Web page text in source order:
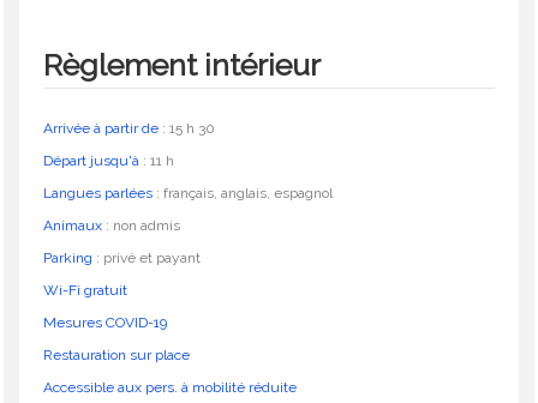
Règlement intérieur
Arrivée à partir de : 15 h 30
Départ jusqu'à : 11 h
Langues parlées : français, anglais, espagnol
Animaux : non admis
Parking : privé et payant
Wi-Fi gratuit
Mesures COVID-19
Restauration sur place
Accessible aux pers. à mobilité réduite